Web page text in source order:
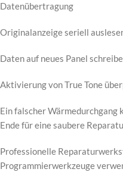
Datenübertragung
Originalanzeige seriell
Daten auf neues Panel
Aktivierung von True Tone
Ein falscher Wärmedurchgang
Ende für eine saubere
Professionelle
Programmierwerkzeuge